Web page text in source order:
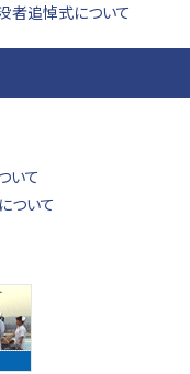
者追悼式について
いて
ついて